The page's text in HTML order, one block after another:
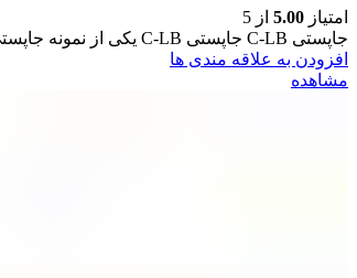
امتیاز 5.00 از 5
جاپستی C-LB جاپستی C-LB یکی از نمونه جاپستی های بهریزان محسوب می باشد که علاوه بر زیبایی دارای کارایی مفید
افزودن به علاقه مندی ها
مشاهده